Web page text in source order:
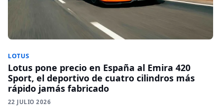
LOTUS
Lotus pone precio en España al Emira 420
Sport, el deportivo de cuatro cilindros más
rápido jamás fabricado
22 JULIO 2026